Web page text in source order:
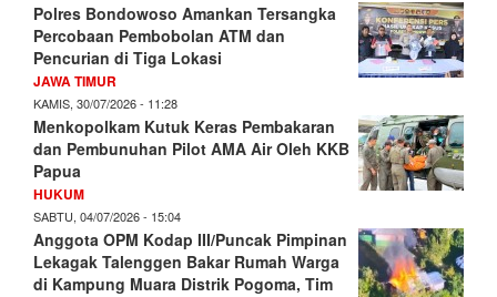
Polres Bondowoso Amankan Tersangka
Percobaan Pembobolan ATM dan
Pencurian di Tiga Lokasi
JAWA TIMUR
KAMIS, 30/07/2026 - 11:28
Menkopolkam Kutuk Keras Pembakaran
dan Pembunuhan Pilot AMA Air Oleh KKB
Papua
HUKUM
SABTU, 04/07/2026 - 15:04
Anggota OPM Kodap III/Puncak Pimpinan
Lekagak Talenggen Bakar Rumah Warga
di Kampung Muara Distrik Pogoma, Tim